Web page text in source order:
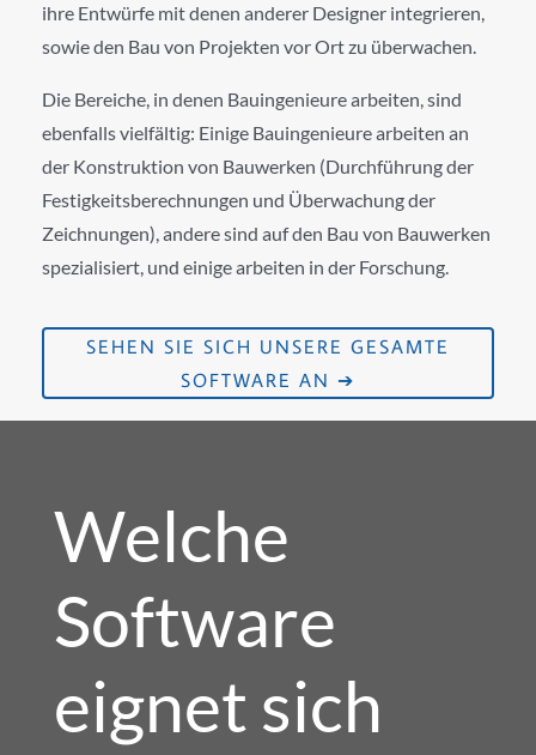
ihre Entwürfe mit denen anderer Designer integrieren,
sowie den Bau von Projekten vor Ort zu überwachen.
Die Bereiche, in denen Bauingenieure arbeiten, sind
ebenfalls vielfältig: Einige Bauingenieure arbeiten an
der Konstruktion von Bauwerken (Durchführung der
Festigkeitsberechnungen und Überwachung der
Zeichnungen), andere sind auf den Bau von Bauwerken
spezialisiert, und einige arbeiten in der Forschung.
SEHEN SIE SICH UNSERE GESAMTE
SOFTWARE AN ➔
Welche
Software
eignet sich